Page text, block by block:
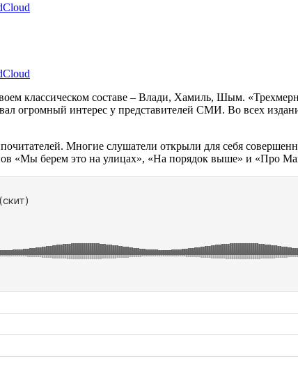
классическом составе – Влади, Хамиль, Шым.
огромный интерес у представителей СМИ. Во всех
Многие слушатели открыли для себя
«Мы берем это на улицах», «На порядок выше» и «Про